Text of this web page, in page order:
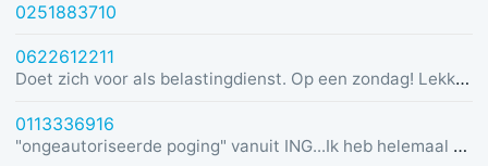
0251883710
0622612211
Doet zich voor als belastingdienst. Op een zondag! Lekker dom
0113336916
"ongeautoriseerde poging" vanuit ING...Ik heb helemaal geen rekening bij ING :)